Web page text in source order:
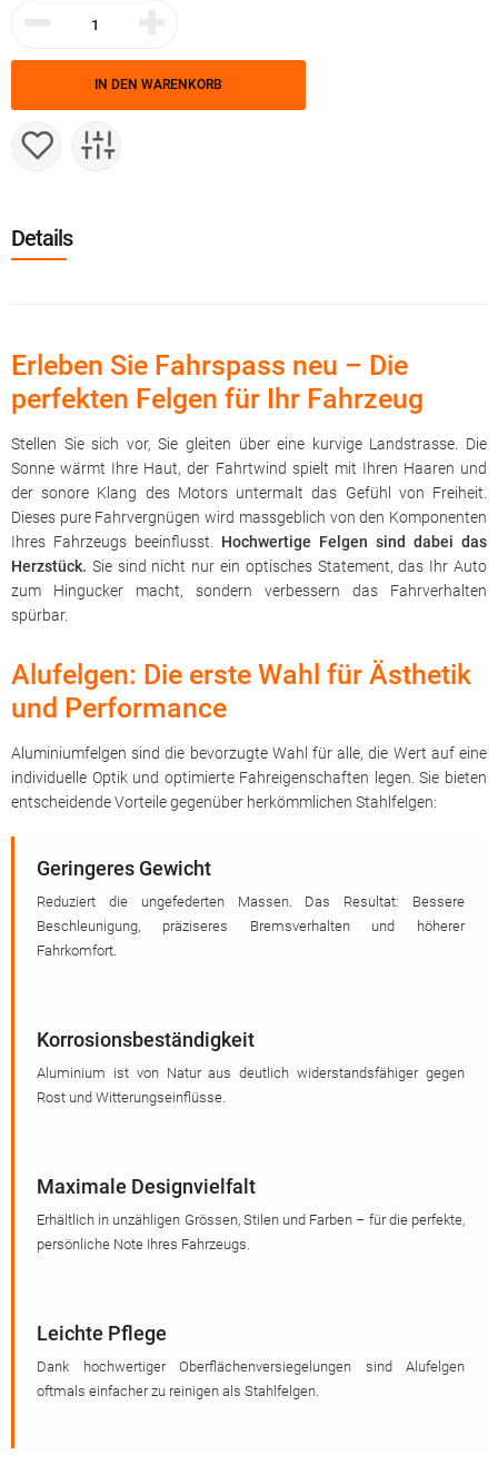
IN DEN WARENKORB
Details
Erleben Sie Fahrspass neu – Die
perfekten Felgen für Ihr Fahrzeug
Stellen Sie sich vor, Sie gleiten über eine kurvige Landstrasse. Die
Sonne wärmt Ihre Haut, der Fahrtwind spielt mit Ihren Haaren und
der sonore Klang des Motors untermalt das Gefühl von Freiheit.
Dieses pure Fahrvergnügen wird massgeblich von den Komponenten
Ihres Fahrzeugs beeinflusst. Hochwertige Felgen sind dabei das
Herzstück. Sie sind nicht nur ein optisches Statement, das Ihr Auto
zum Hingucker macht, sondern verbessern das Fahrverhalten
spürbar.
Alufelgen: Die erste Wahl für Ästhetik
und Performance
Aluminiumfelgen sind die bevorzugte Wahl für alle, die Wert auf eine
individuelle Optik und optimierte Fahreigenschaften legen. Sie bieten
entscheidende Vorteile gegenüber herkömmlichen Stahlfelgen:
Geringeres Gewicht
Reduziert die ungefederten Massen. Das Resultat: Bessere
Beschleunigung, präziseres Bremsverhalten und höherer
Fahrkomfort.
Korrosionsbeständigkeit
Aluminium ist von Natur aus deutlich widerstandsfähiger gegen
Rost und Witterungseinflüsse.
Maximale Designvielfalt
Erhältlich in unzähligen Grössen, Stilen und Farben – für die perfekte,
persönliche Note Ihres Fahrzeugs.
Leichte Pflege
Dank hochwertiger Oberflächenversiegelungen sind Alufelgen
oftmals einfacher zu reinigen als Stahlfelgen.